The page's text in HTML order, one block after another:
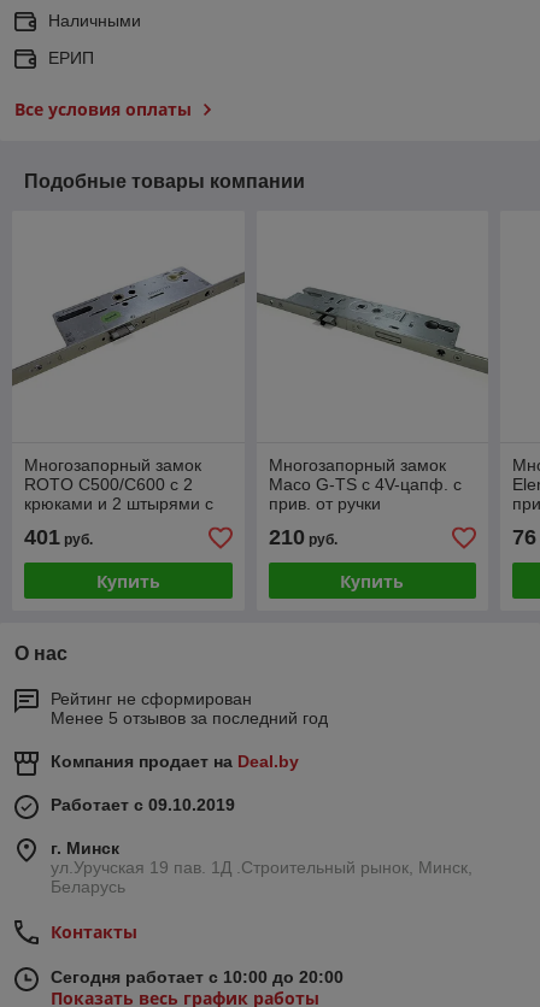
Наличными
ЕРИП
Все условия оплаты
Подобные товары компании
Многозапорный замок
ROTO С500/С600 с 2
крюками и 2 штырями с
профильного цилиндра
(55/20/92/8 мм)
401 руб.
Купить
Многозапорный замок
Maco G-TS с 4V-цапф. с
прив. от ручки
210руб.
Купить
76
О нас
Рейтинг не сформирован
Менее 5 отзывов за последний год
Компания продает на Deal.by
Работает с 09.10.2019
г. Минск
ул.Уручская 19 пав. 1Д .Строительный рынок, Минск,
Беларусь
Контакты
Сегодня работает с 10:00 до 20:00
Показать весь график работы